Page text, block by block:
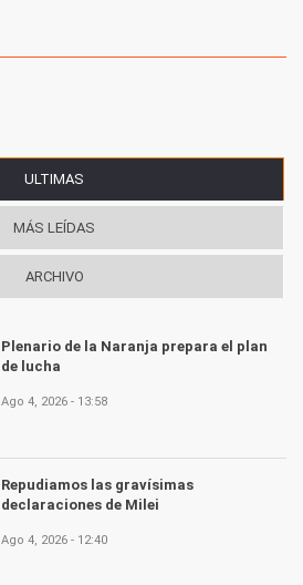
ULTIMAS
MÁS LEÍDAS
ARCHIVO
Plenario de la Naranja prepara el plan
de lucha
Ago 4, 2026 - 13:58
Repudiamos las gravísimas
declaraciones de Milei
Ago 4, 2026 - 12:40